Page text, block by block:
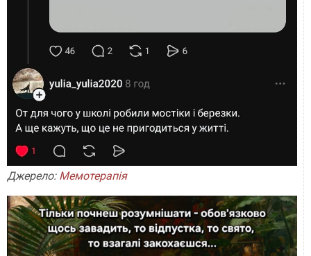
Джерело: Мемотерапія